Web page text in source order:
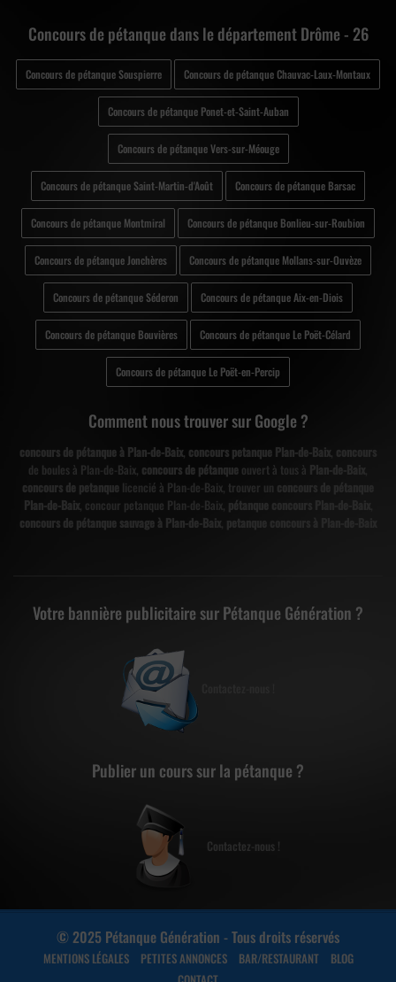
Concours de pétanque dans le département Drôme - 26
Concours de pétanque Souspierre Concours de pétanque Chauvac-Laux-Montaux
Concours de pétanque Ponet-et-Saint-Auban
Concours de pétanque Vers-sur-Méouge
Concours de pétanque Saint-Martin-d'Août Concours de pétanque Barsac
Concours de pétanque Montmiral Concours de pétanque Bonlieu-sur-Roubion
Concours de pétanque Jonchères Concours de pétanque Mollans-sur-Ouvèze
Concours de pétanque Séderon Concours de pétanque Aix-en-Diois
Concours de pétanque Bouvières Concours de pétanque Le Poët-Célard
Concours de pétanque Le Poët-en-Percip
Comment nous trouver sur Google ?
concours de pétanque à Plan-de-Baix, concours petanque Plan-de-Baix, concours
de boules à Plan-de-Baix, concours de pétanque ouvert à tous à Plan-de-Baix
concours de petanque licencié à Plan-de-Baix, trouver un concours de pétanque
Plan-de-Baix, concour petanque Plan-de-Baix, pétanque concours Plan-de-Baix
concours de pétanque sauvage à Plan-de-Baix, petanque concours à Plan-de-Baix
Votre bannière publicitaire sur Pétanque Génération ?
Publier un cours sur la pétanque ?
Contactez-nous !
© 2025 Pétanque Génération - Tous droits réservés
MENTIONS LÉGALES PETITES ANNONCES BAR/RESTAURANT
BLOG